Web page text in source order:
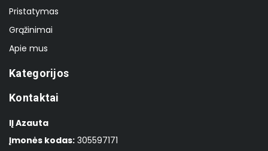
Pristatymas
Grąžinimai
Apie mus
Kategorijos
Kontaktai
IĮ Azauta
Įmonės kodas: 305597171